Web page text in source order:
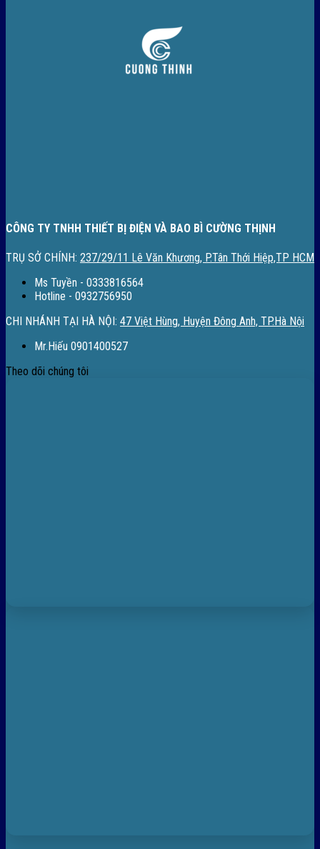
CÔNG TY TNHH THIẾT BỊ ĐIỆN VÀ BAO BÌ CƯỜNG THỊNH
TRỤ SỞ CHÍNH: 237/29/11 Lê Văn Khương, P.Tân Thới Hiệp,TP HCM
Ms Tuyền - 0333816564
Hotline - 0932756950
CHI NHÁNH TẠI HÀ NỘI: 47 Việt Hùng, Huyện Đông Anh, TP.Hà Nội
Mr.Hiếu 0901400527
Theo dõi chúng tôi